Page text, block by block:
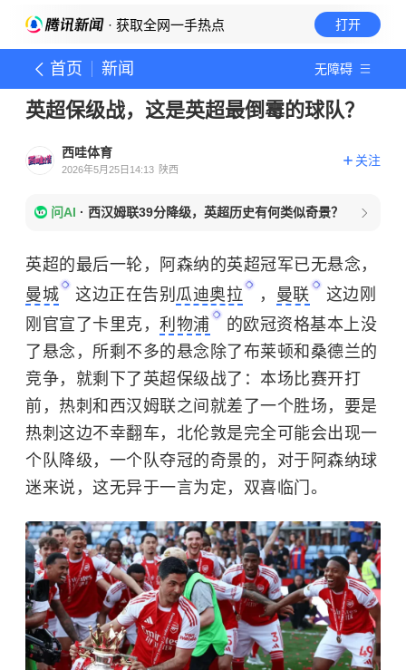
· 获取全网一手热点 打开
首页 新闻 无障碍
英超保级战，这是英超最倒霉的球队？
西哇体育
2026年5月25日14:13 陕西
关注
问AI · 西汉姆联39分降级，英超历史有何类似奇景？
英超的最后一轮，阿森纳的英超冠军已无悬念，
曼城
这边正在告别 瓜迪奥拉 ， 曼联
这边刚
刚官宣了卡里克， 利物浦
的欧冠资格基本上没
了悬念，所剩不多的悬念除了布莱顿和桑德兰的
竞争，就剩下了英超保级战了：本场比赛开打
前，热刺和西汉姆联之间就差了一个胜场，要是
热刺这边不幸翻车，北伦敦是完全可能会出现一
个队降级，一个队夺冠的奇景的，对于阿森纳球
迷来说，这无异于一言为定，双喜临门。